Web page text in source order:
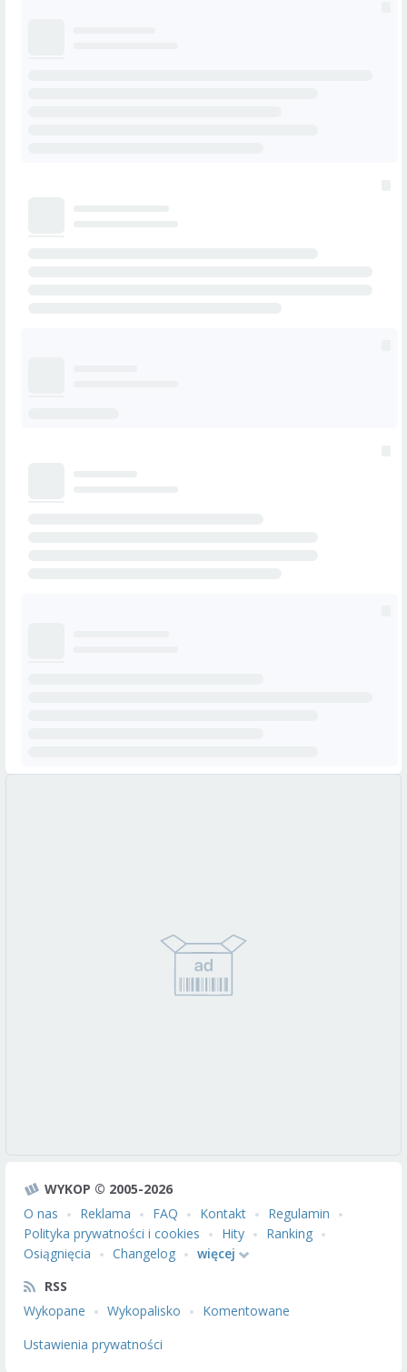
WYKOP © 2005-2026
O nas
Reklama FAQ Kontakt
Regulamin
Polityka prywatności i cookies
Hity
Ranking
Osiągnięcia
Changelog
więcej
RSS
Wykopane
Wykopalisko
Komentowane
Ustawienia prywatności